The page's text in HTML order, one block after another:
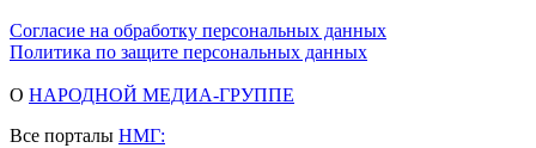
Согласие на обработку персональных данных
Политика по защите персональных данных
О НАРОДНОЙ МЕДИА-ГРУППЕ
Все порталы НМГ: